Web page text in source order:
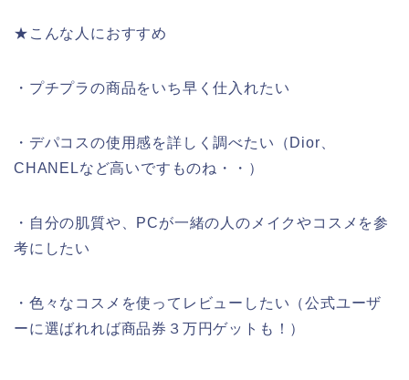
★こんな人におすすめ
・プチプラの商品をいち早く仕入れたい
・デパコスの使用感を詳しく調べたい（Dior、
CHANELなど高いですものね・・）
・自分の肌質や、PCが一緒の人のメイクやコスメを参
考にしたい
・色々なコスメを使ってレビューしたい（公式ユーザ
ーに選ばれれば商品券３万円ゲットも！）